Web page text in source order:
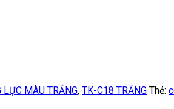
LỰC MÀU TRẮNG, TK-C18 TRẮNG Thẻ: